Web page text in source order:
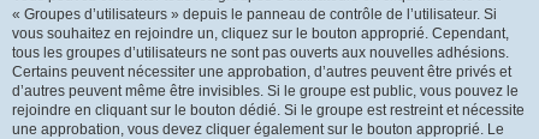
« Groupes d’utilisateurs » depuis le panneau de contrôle de l’utilisateur. Si
vous souhaitez en rejoindre un, cliquez sur le bouton approprié. Cependant,
tous les groupes d’utilisateurs ne sont pas ouverts aux nouvelles adhésions.
Certains peuvent nécessiter une approbation, d’autres peuvent être privés et
d’autres peuvent même être invisibles. Si le groupe est public, vous pouvez le
rejoindre en cliquant sur le bouton dédié. Si le groupe est restreint et nécessite
une approbation, vous devez cliquer également sur le bouton approprié. Le